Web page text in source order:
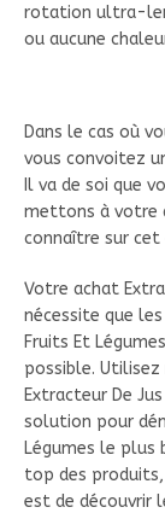
rotation ultra-
ou aucune
Dans le cas où
vous convoitez
Il va de soi que
mettons à votre
connaître sur cet
Votre achat
nécessite que
Fruits Et
possible.
Extracteur De
solution pour
Légumes le plus
top des
est de découvrir